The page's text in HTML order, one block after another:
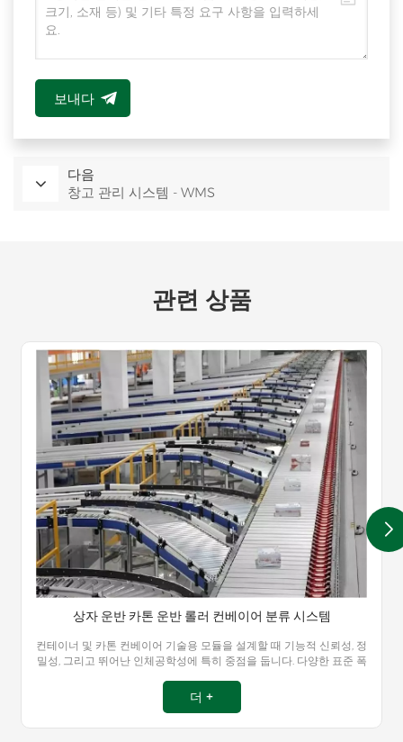
보내다
다음
창고 관리 시스템 - WMS
관련 상품
상자 운반 카톤 운반 롤러 컨베이어 분류 시스템
컨테이너 및 카톤 컨베이어 기술용 모듈을 설계할 때 기능적 신뢰성, 정
밀성, 그리고 뛰어난 인체공학성에 특히 중점을 둡니다. 다양한 표준 폭
도 유연하게 조정 가능한 물류 시스템을 구성할 수 있도록 합니다. 지능
형 제어 시스템과 통합되어 다양한 산업 분야의 광범위한 애플리케이
더 +